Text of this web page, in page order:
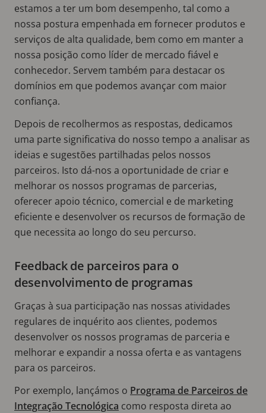
estamos a ter um bom desempenho, tal como a
nossa postura empenhada em fornecer produtos e
serviços de alta qualidade, bem como em manter a
nossa posição como líder de mercado fiável e
conhecedor. Servem também para destacar os
domínios em que podemos avançar com maior
confiança.
Depois de recolhermos as respostas, dedicamos
uma parte significativa do nosso tempo a analisar as
ideias e sugestões partilhadas pelos nossos
parceiros. Isto dá-nos a oportunidade de criar e
melhorar os nossos programas de parcerias,
oferecer apoio técnico, comercial e de marketing
eficiente e desenvolver os recursos de formação de
que necessita ao longo do seu percurso.
Feedback de parceiros para o
desenvolvimento de programas
Graças à sua participação nas nossas atividades
regulares de inquérito aos clientes, podemos
desenvolver os nossos programas de parceria e
melhorar e expandir a nossa oferta e as vantagens
para os parceiros.
Por exemplo, lançámos o Programa de Parceiros de
Integração Tecnológica como resposta direta ao